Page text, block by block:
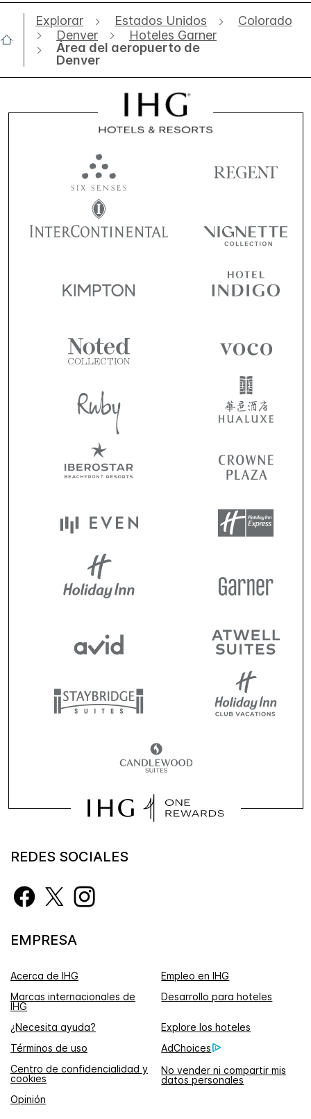
Explorar Estados Unidos
Colorado
Denver
Hoteles Garner
Área del aeropuerto de
Denver
REDES SOCIALES
EMPRESA
Acerca de IHG
Empleo en IHG
Marcas internacionales de
IHG
Desarrollo para hoteles
¿Necesita ayuda?
Explore los hoteles
Términos de uso
AdChoices
Centro de confidencialidad y
cookies
No vender ni compartir mis
datos personales
Opinión